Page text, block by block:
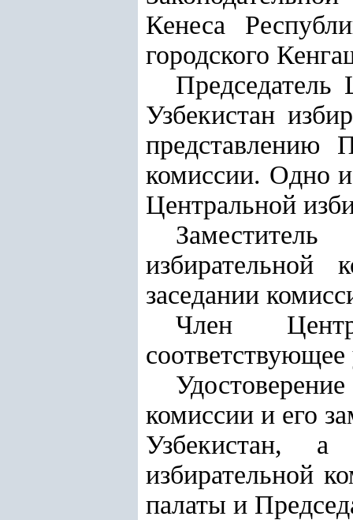
Кенеса
городского
Председатель
Узбекистан
представлению
комиссии. Одно
Центральной
заседании
Член
соответствующее
комиссии и его
Узбекистан, а
избирательной
палаты и